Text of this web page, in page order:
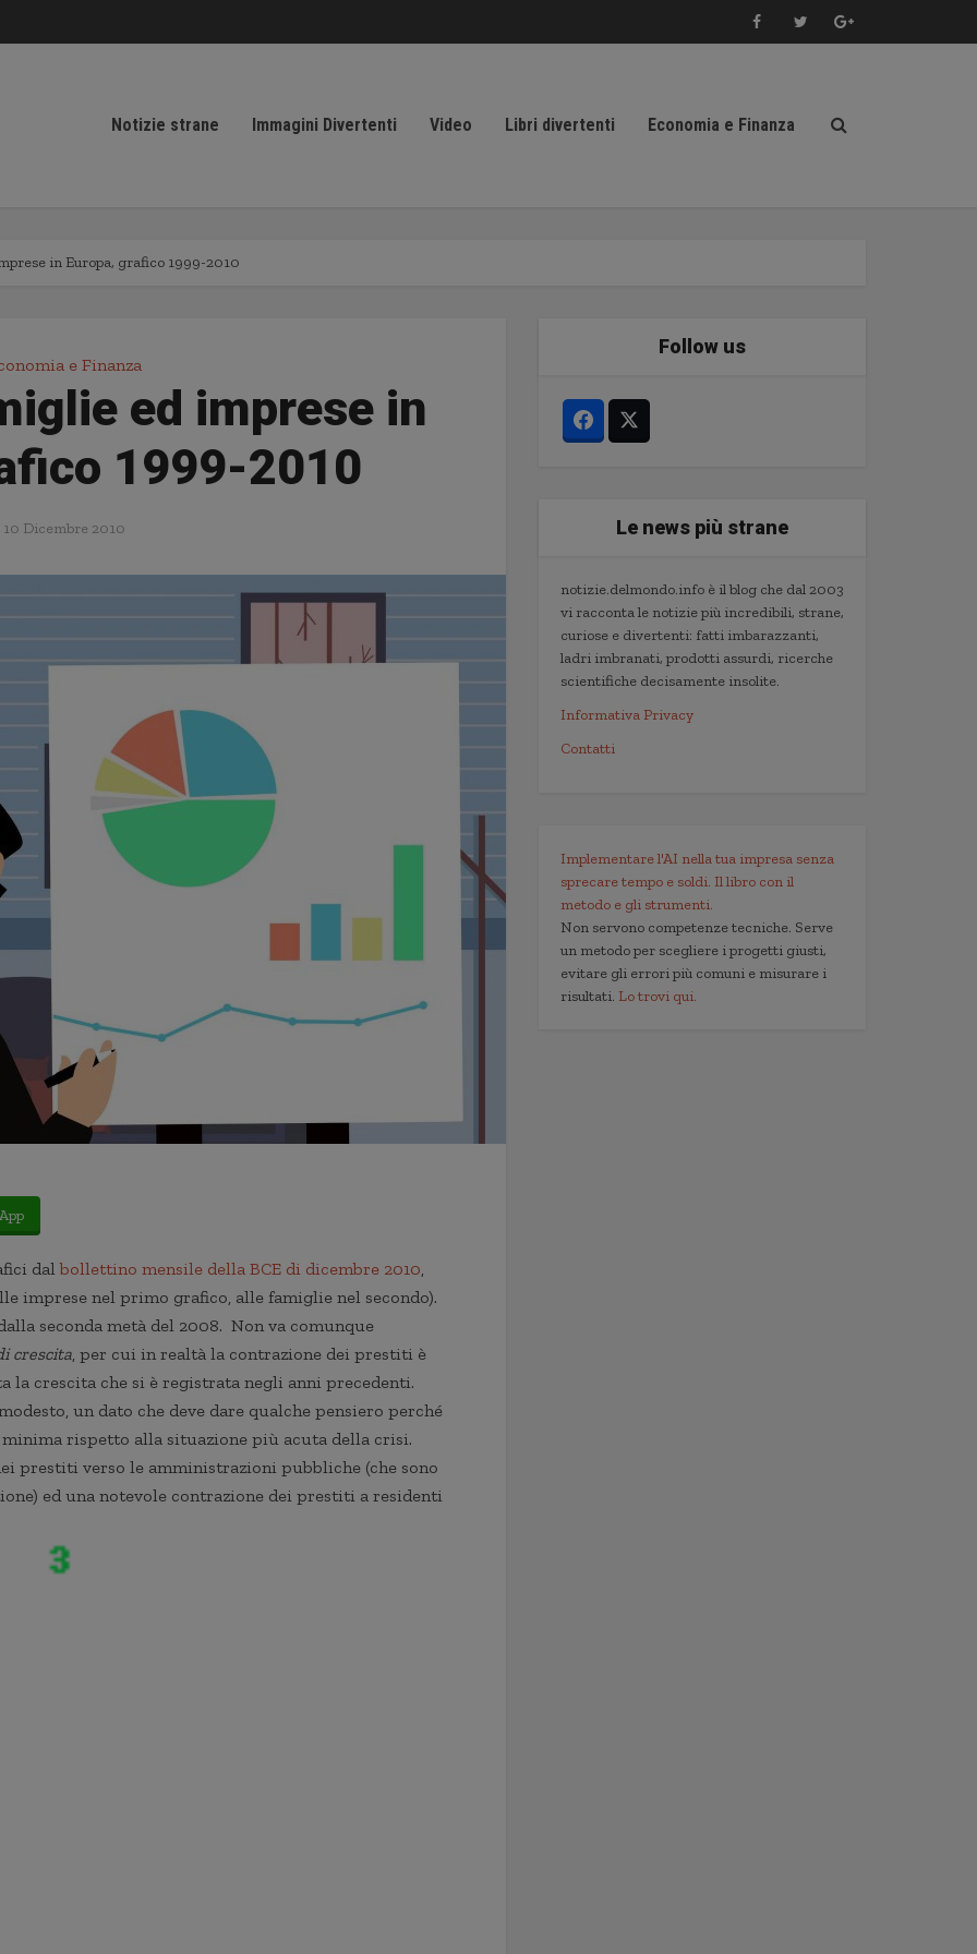
Notizie strane Immagini Divertenti Video Libri divertenti Economia e Finanza
in Europa, grafico 1999-2010
e Finanza
ed imprese in
1999-2010
10 Dicembre 2010
dalbollettino mensile della BCE di dicembre 2010,
imprese nel primo grafico, alle famiglie nel secondo).
seconda metà del 2008. Non va comunque
crescita, per cui in realtà la contrazione dei prestiti è
la crescita che si è registrata negli anni precedenti.
un dato che deve dare qualche pensiero perché
minima rispetto alla situazione più acuta della crisi.
prestiti verso le amministrazioni pubbliche (che sono
ed una notevole contrazione dei prestiti a residenti
Follow us
Le news più strane
notizie.delmondo.info è il blog che dal 2003
vi racconta le notizie più incredibili, strane,
curiose e divertenti: fatti imbarazzanti,
ladri imbranati, prodotti assurdi, ricerche
scientifiche decisamente insolite.
Informativa Privacy
Contatti
Implementare l'AI nella tua impresa senza
sprecare tempo e soldi. Il libro con il
metodo e gli strumenti.
Non servono competenze tecniche. Serve
un metodo per scegliere i progetti giusti,
evitare gli errori più comuni e misurare i
risultati. Lo trovi qui.